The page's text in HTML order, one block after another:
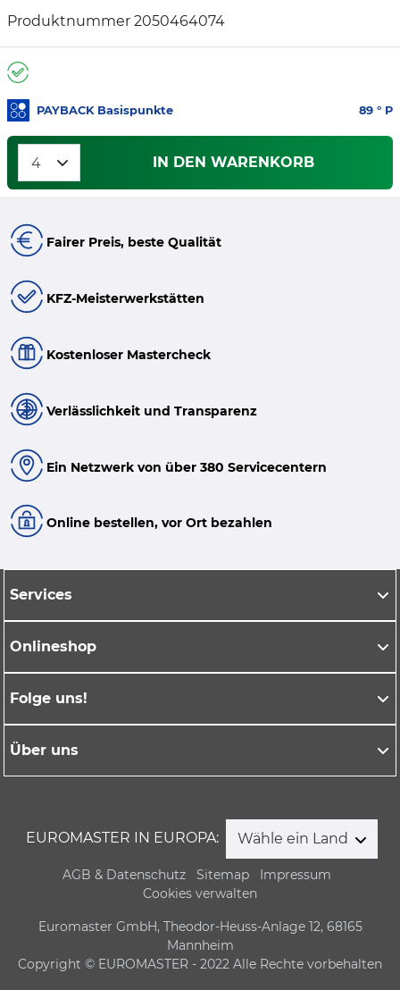
Produktnummer 2050464074
PAYBACK Basispunkte 89 ° P
IN DEN WARENKORB
Fairer Preis, beste Qualität
KFZ-Meisterwerkstätten
Kostenloser Mastercheck
Verlässlichkeit und Transparenz
Ein Netzwerk von über 380 Servicecentern
Online bestellen, vor Ort bezahlen
Services
Onlineshop
Folge uns!
Über uns
EUROMASTER IN EUROPA: Wähle ein Land
AGB & Datenschutz Sitemap
Impressum
Cookies verwalten
Euromaster GmbH, Theodor-Heuss-Anlage 12, 68165
Mannheim
Copyright © EUROMASTER - 2022 Alle Rechte vorbehalten